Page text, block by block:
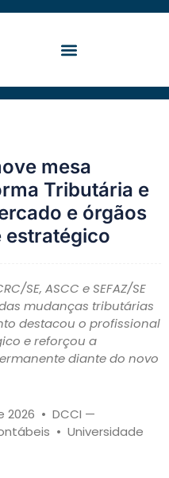
mesa
Tributária e
e órgãos
estratégico
SE, ASCC e SEFAZ/SE
mudanças tributárias
destacou o profissional
e reforçou a
diante do novo
2026 • DCCI —
• Universidade